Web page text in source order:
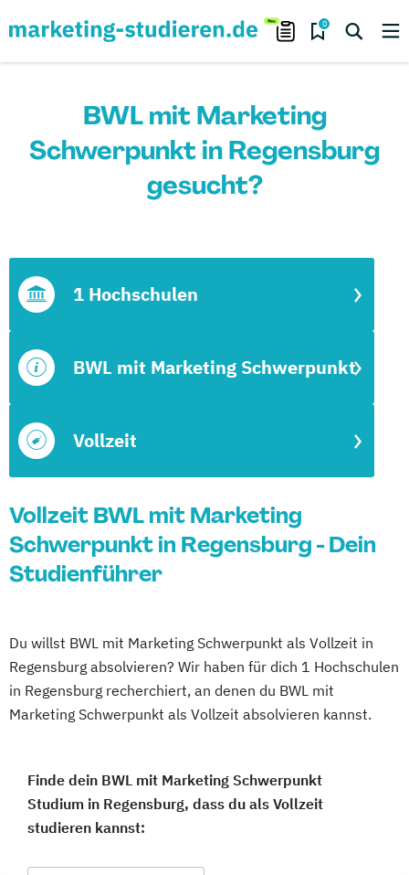
0
BWL mit Marketing
Schwerpunkt in Regensburg
gesucht?
Vollzeit
BWL mit Marketing Schwerpunkt
1 Hochschulen
Vollzeit BWL mit Marketing
Schwerpunkt in Regensburg - Dein
Studienführer
Du willst BWL mit Marketing Schwerpunkt als Vollzeit in
Regensburg absolvieren? Wir haben für dich 1 Hochschulen
in Regensburg recherchiert, an denen du BWL mit
Marketing Schwerpunkt als Vollzeit absolvieren kannst.
Finde dein BWL mit Marketing Schwerpunkt
Studium in Regensburg, dass du als Vollzeit
studieren kannst: